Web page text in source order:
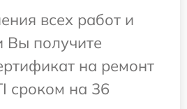
всех работ и
Вы получите
на ремонт
сроком на 36